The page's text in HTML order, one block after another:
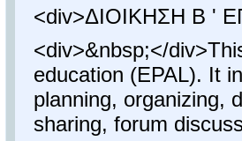
<div>ΔΙΟΙΚΗΣΗ Β '
<div>&nbsp;</
education (EPAL). It
planning, organizing,
sharing, forum